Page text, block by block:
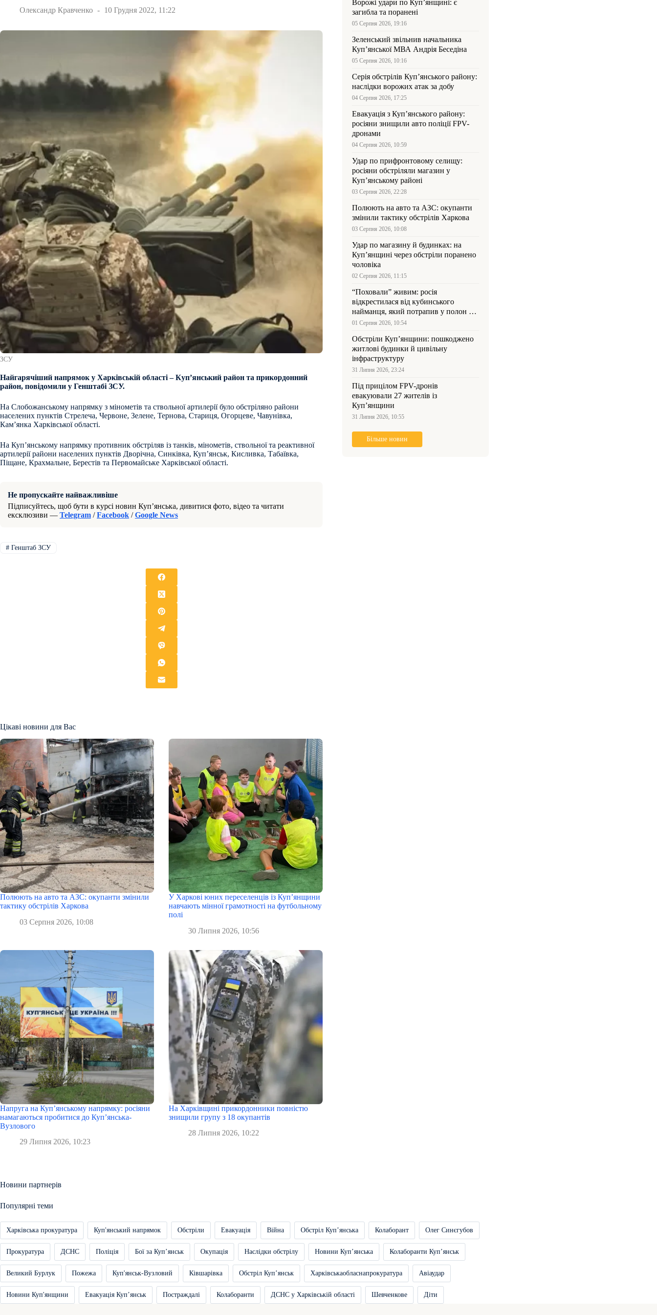
Олександр Кравченко 10 Грудня 2022, 11:22
ЗСУ
Найгарячіший напрямок у Харківській області – Куп’янський район та прикордонний
район, повідомили у Генштабі ЗСУ.
На Слобожанському напрямку з мінометів та ствольної артилерії було обстріляно райони
населених пунктів Стрелеча, Червоне, Зелене, Тернова, Стариця, Огорцеве, Чавунівка,
Кам’янка Харківської області.
На Куп’янському напрямку противник обстріляв із танків, мінометів, ствольної та реактивної
артилерії райони населених пунктів Дворічна, Синківка, Куп’янськ, Кисливка, Табаївка,
Піщане, Крахмальне, Берестів та Первомайське Харківської області.
Не пропускайте найважливіше
Підписуйтесь, щоб бути в курсі новин Куп’янська, дивитися фото, відео та читати
ексклюзиви — Telegram /Facebook /Google News
#Генштаб ЗСУ
Цікаві новини для Вас
Полюють на авто та АЗС: окупанти змінили
тактику обстрілів Харкова
03 Серпня 2026, 10:08
У Харкові юних переселенців із Куп’янщини
навчають мінної грамотності на футбольному
полі
30 Липня 2026, 10:56
Напруга на Куп’янському напрямку: росіяни
намагаються пробитися до Куп’янська-
Вузлового
29 Липня 2026, 10:23
На Харківщині прикордонники повністю
знищили групу з 18 окупантів
28 Липня 2026, 10:22
Новини партнерів
Ворожі удари по Куп’янщині: є
загибла та поранені
05 Серпня 2026, 19:16
Зеленський звільнив начальника
Купʼянської МВА Андрія Беседіна
05 Серпня 2026, 10:16
Серія обстрілів Куп’янського району:
наслідки ворожих атак за добу
04 Серпня 2026, 17:25
Евакуація з Куп’янського району:
росіяни знищили авто поліції FPV-
дронами
04 Серпня 2026, 10:59
Удар по прифронтовому селищу:
росіяни обстріляли магазин у
Куп’янському районі
03 Серпня 2026, 22:28
Полюють на авто та АЗС: окупанти
змінили тактику обстрілів Харкова
03 Серпня 2026, 10:08
Удар по магазину й будинках: на
Куп’янщині через обстріли поранено
чоловіка
02 Серпня 2026, 11:15
“Поховали” живим: росія
відкрестилася від кубинського
найманця, який потрапив у полон на
Куп’янщині
01 Серпня 2026, 10:54
Обстріли Куп’янщини: пошкоджено
житлові будинки й цивільну
інфраструктуру
31 Липня 2026, 23:24
Під прицілом FPV-дронів
евакуювали 27 жителів із
Куп’янщини
31 Липня 2026, 10:55
Більше новин
Популярні теми
Харківська прокуратура Куп'янський напрямок Обстріли Евакуація Війна Обстріл Купʼянська Колаборант Олег Синєгубов
Прокуратура ДСНС Поліція Бої за Купʼянськ Окупація Наслідки обстрілу Новини Купʼянська Колаборанти Купʼянськ
Великий Бурлук Пожежа Куп'янськ-Вузловий Ківшарівка Обстріл Купʼянськ Харківськаобласнапрокуратура Авіаудар
Новини Куп'янщини Евакуація Купʼянськ Постраждалі Колаборанти ДСНС у Харківській області Шевченкове Діти